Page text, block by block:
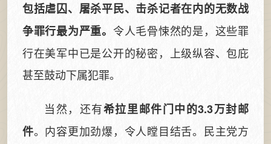
包括虐囚、屠杀平民、击杀记者在内的无数战
争罪行最为严重。 令人毛骨悚然的是，这些罪
行在美军中已是公开的秘密，上级纵容、包庇
甚至鼓动下属犯罪。
当然，还有希拉里邮件门中的3.3万封邮
件。内容更加劲爆，令人瞠目结舌。民主党方